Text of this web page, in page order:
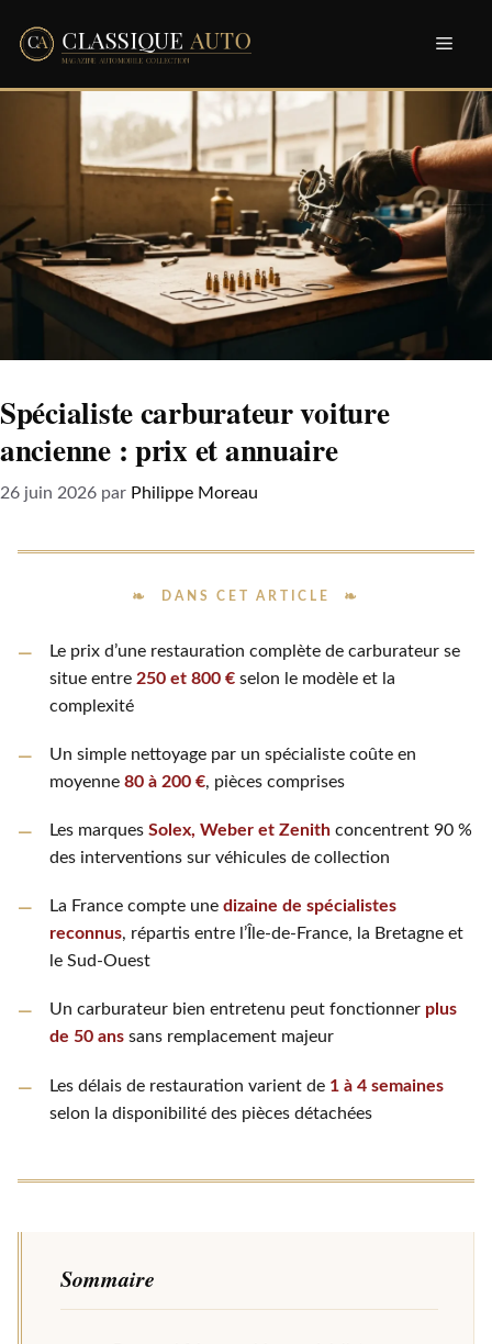
Spécialiste carburateur voiture
ancienne : prix et annuaire
26 juin 2026 par Philippe Moreau
DANS CET ARTICLE
Le prix d’une restauration complète de carburateur se
situe entre 250 et 800 €selon le modèle et la
complexité
Un simple nettoyage par un spécialiste coûte en
moyenne 80 à 200 €, pièces comprises
Les marques Solex, Weber et Zenithconcentrent 90 %
des interventions sur véhicules de collection
La France compte une dizaine de spécialistes
reconnus, répartis entre l’Île-de-France, la Bretagne et
le Sud-Ouest
Un carburateur bien entretenu peut fonctionner plus
de 50 anssans remplacement majeur
Les délais de restauration varient de 1 à 4 semaines
selon la disponibilité des pièces détachées
Sommaire